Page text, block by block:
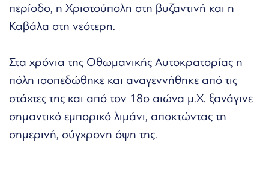
περίοδο, η Χριστούπολη στη βυζαντινή και η
Καβάλα στη νεότερη.
Στα χρόνια της Οθωμανικής Αυτοκρατορίας η
πόλη ισοπεδώθηκε και αναγεννήθηκε από τις
στάχτες της και από τον 18ο αιώνα μ.Χ. ξανάγινε
σημαντικό εμπορικό λιμάνι, αποκτώντας τη
σημερινή, σύγχρονη όψη της.